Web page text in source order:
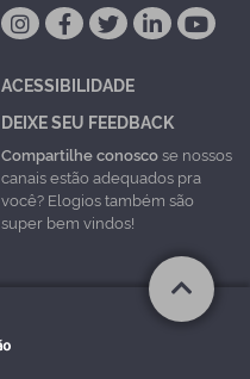
ACESSIBILIDADE
DEIXE SEU FEEDBACK
Compartilhe conoscose nossos
canais estão adequados pra
você? Elogios também são
super bem vindos!